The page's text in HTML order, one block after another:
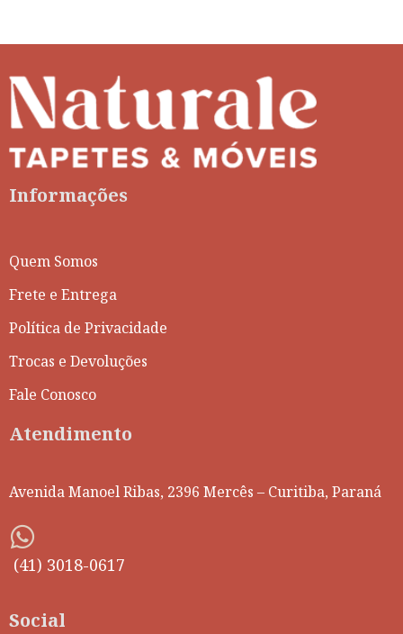
Informações
Quem Somos
Frete e Entrega
Política de Privacidade
Trocas e Devoluções
Fale Conosco
Atendimento
Avenida Manoel Ribas, 2396 Mercês – Curitiba, Paraná
(41) 3018-0617
Social